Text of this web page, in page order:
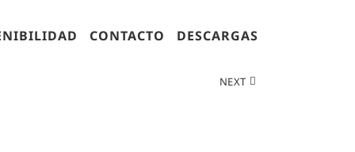
CONTACTO DESCARGAS
NEXT